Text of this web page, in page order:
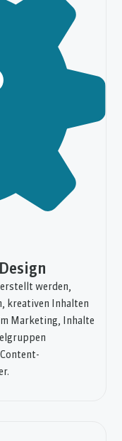
werden,
kreativen Inhalten
Marketing, Inhalte